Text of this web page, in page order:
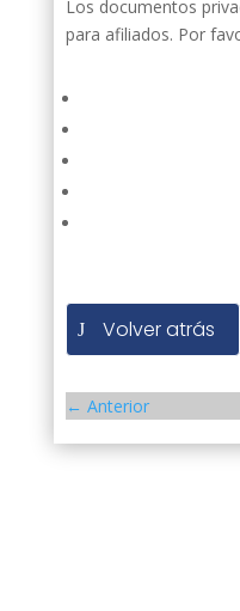
Los documentos
para afiliados. Por
Volver atrás
← Anterior